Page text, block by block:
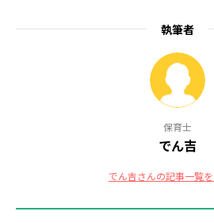
執筆者
保育士
でん吉
でん吉さんの記事一覧